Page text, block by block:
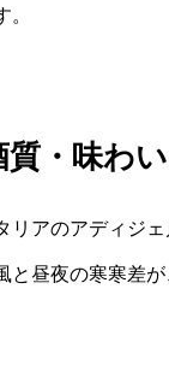
・味わ
アのアディジ
と昼夜の寒寒差